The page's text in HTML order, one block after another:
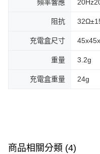
頻率響應
阻抗
充電盒尺寸
重量 3.2g
充電盒重量 24g
商品相關分類 (4)